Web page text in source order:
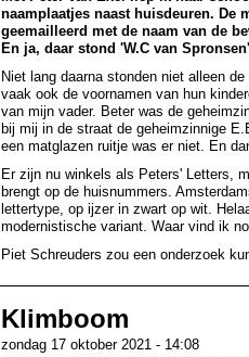
naamplaatjes naast huisdeuren. De
geemailleerd met de naam van de
En ja, daar stond 'W.C van
Niet lang daarna stonden niet alleen
vaak ook de voornamen van hun
van mijn vader. Beter was de
bij mij in de straat de geheimzinnige
een matglazen ruitje was er niet. En
Er zijn nu winkels als Peters' Letters,
brengt op de huisnummers.
lettertype, op ijzer in zwart op wit.
modernistische variant. Waar vind ik
Piet Schreuders zou een onderzoek
Klimboom
zondag 17 oktober 2021 - 14:08